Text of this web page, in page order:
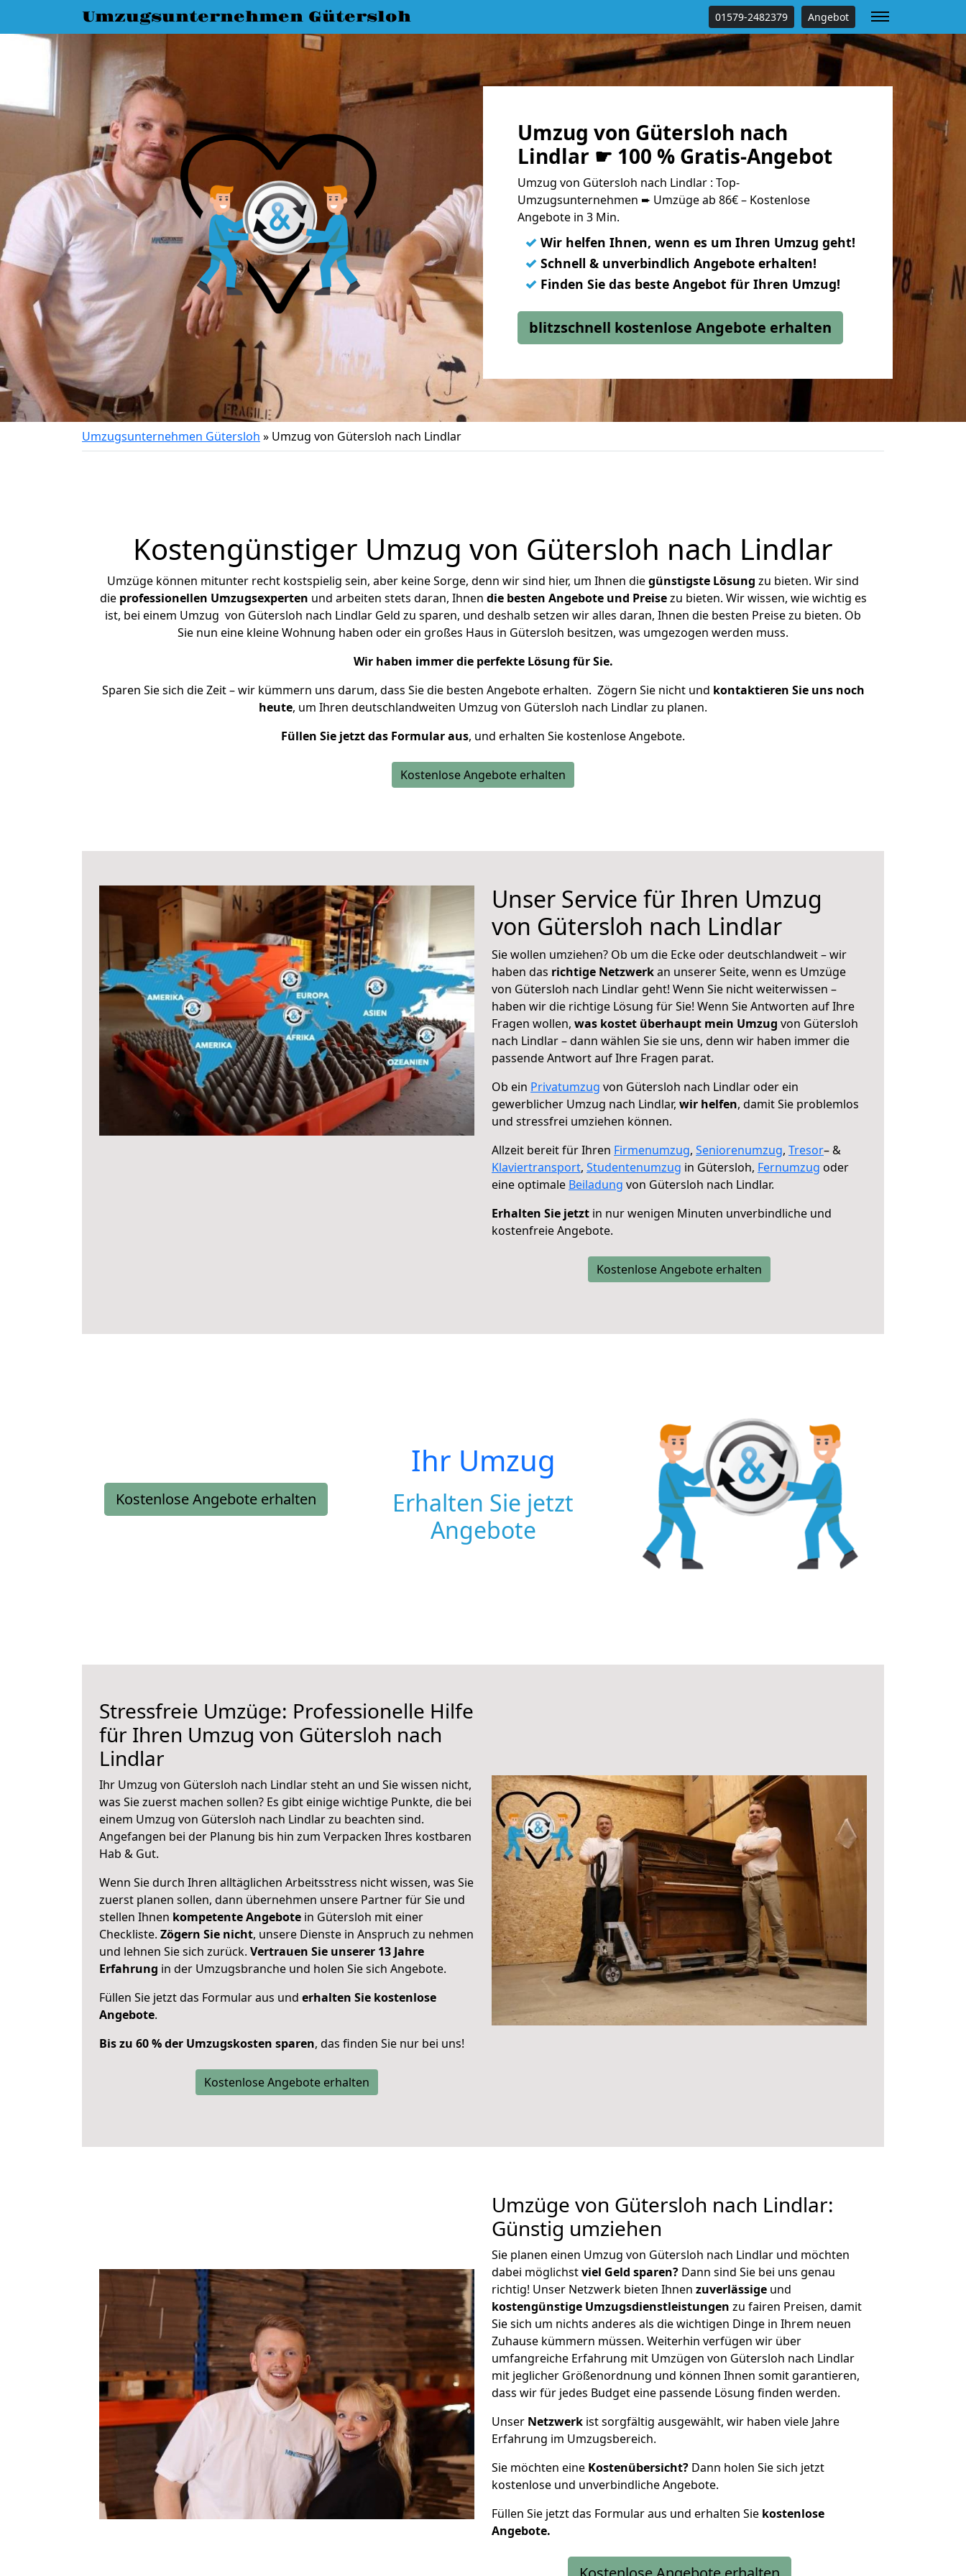
Umzugsunternehmen Gütersloh 01579-2482379 Angebot
Umzug von Gütersloh nach
Lindlar ☛ 100 % Gratis-Angebot
Umzug von Gütersloh nach Lindlar : Top-
Umzugsunternehmen ➨ Umzüge ab 86€ – Kostenlose
Angebote in 3 Min.
✓ Wir helfen Ihnen, wenn es um Ihren Umzug geht!
✓ Schnell & unverbindlich Angebote erhalten!
✓ Finden Sie das beste Angebot für Ihren Umzug!
blitzschnell kostenlose Angebote erhalten
Umzugsunternehmen Gütersloh » Umzug von Gütersloh nach Lindlar
Kostengünstiger Umzug von Gütersloh nach Lindlar
Umzüge können mitunter recht kostspielig sein, aber keine Sorge, denn wir sind hier, um Ihnen diegünstigste Lösung zu bieten. Wir sind
die professionellen Umzugsexperten und arbeiten stets daran, Ihnen die besten Angebote und Preisezu bieten. Wir wissen, wie wichtig es
ist, bei einem Umzug von Gütersloh nach Lindlar Geld zu sparen, und deshalb setzen wir alles daran, Ihnen die besten Preise zu bieten. Ob
Sie nun eine kleine Wohnung haben oder ein großes Haus in Gütersloh besitzen, was umgezogen werden muss.
Wir haben immer die perfekte Lösung für Sie.
Sparen Sie sich die Zeit – wir kümmern uns darum, dass Sie die besten Angebote erhalten. Zögern Sie nicht und kontaktieren Sie uns noch
heute, um Ihren deutschlandweiten Umzug von Gütersloh nach Lindlar zu planen.
Füllen Sie jetzt das Formular aus, und erhalten Sie kostenlose Angebote.
Kostenlose Angebote erhalten
Unser Service für Ihren Umzug
von Gütersloh nach Lindlar
Sie wollen umziehen? Ob um die Ecke oder deutschlandweit – wir
haben das richtige Netzwerkan unserer Seite, wenn es Umzüge
von Gütersloh nach Lindlar geht! Wenn Sie nicht weiterwissen –
haben wir die richtige Lösung für Sie! Wenn Sie Antworten auf Ihre
Fragen wollen, was kostet überhaupt mein Umzug von Gütersloh
nach Lindlar – dann wählen Sie sie uns, denn wir haben immer die
passende Antwort auf Ihre Fragen parat.
Ob ein Privatumzug von Gütersloh nach Lindlar oder ein
gewerblicher Umzug nach Lindlar, wir helfen, damit Sie problemlos
und stressfrei umziehen können.
Allzeit bereit für Ihren Firmenumzug, Seniorenumzug, Tresor– &
Klaviertransport, Studentenumzug in Gütersloh, Fernumzug oder
eine optimale Beiladung von Gütersloh nach Lindlar.
Erhalten Sie jetzt in nur wenigen Minuten unverbindliche und
kostenfreie Angebote.
Kostenlose Angebote erhalten
Kostenlose Angebote erhalten
Ihr Umzug
Erhalten Sie jetzt
Angebote
Stressfreie Umzüge: Professionelle Hilfe
für Ihren Umzug von Gütersloh nach
Lindlar
Ihr Umzug von Gütersloh nach Lindlar steht an und Sie wissen nicht,
was Sie zuerst machen sollen? Es gibt einige wichtige Punkte, die bei
einem Umzug von Gütersloh nach Lindlar zu beachten sind.
Angefangen bei der Planung bis hin zum Verpacken Ihres kostbaren
Hab & Gut.
Wenn Sie durch Ihren alltäglichen Arbeitsstress nicht wissen, was Sie
zuerst planen sollen, dann übernehmen unsere Partner für Sie und
stellen Ihnen kompetente Angebote in Gütersloh mit einer
Checkliste. Zögern Sie nicht, unsere Dienste in Anspruch zu nehmen
und lehnen Sie sich zurück. Vertrauen Sie unserer 13 Jahre
Erfahrung in der Umzugsbranche und holen Sie sich Angebote.
Füllen Sie jetzt das Formular aus und erhalten Sie kostenlose
Angebote.
Bis zu 60 % der Umzugskosten sparen, das finden Sie nur bei uns!
Kostenlose Angebote erhalten
Umzüge von Gütersloh nach Lindlar:
Günstig umziehen
Sie planen einen Umzug von Gütersloh nach Lindlar und möchten
dabei möglichstviel Geld sparen? Dann sind Sie bei uns genau
richtig! Unser Netzwerk bieten Ihnen zuverlässige und
kostengünstige Umzugsdienstleistungen zu fairen Preisen, damit
Sie sich um nichts anderes als die wichtigen Dinge in Ihrem neuen
Zuhause kümmern müssen. Weiterhin verfügen wir über
umfangreiche Erfahrung mit Umzügen von Gütersloh nach Lindlar
mit jeglicher Größenordnung und können Ihnen somit garantieren,
dass wir für jedes Budget eine passende Lösung finden werden.
Unser Netzwerk ist sorgfältig ausgewählt, wir haben viele Jahre
Erfahrung im Umzugsbereich.
Sie möchten eine Kostenübersicht? Dann holen Sie sich jetzt
kostenlose und unverbindliche Angebote.
Füllen Sie jetzt das Formular aus und erhalten Sie kostenlose
Angebote.